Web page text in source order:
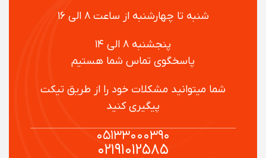
شنبه تا چهارشنبه از ساعت ۸ الی ۱۶
پنجشنبه ۸ الی ۱۴
پاسخگوی تماس شما هستیم
شما میتوانید مشکلات خود را از طریق تیکت
پیگیری کنید
۰۵۱۳۳۰۰۰۳۹۰
۰۲۱۹۱۰۱۲۵۸۵